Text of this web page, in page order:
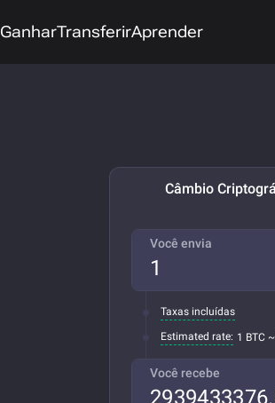
GanharTransferirAprender
Câmbio
Você envia
Taxas incluídas
Estimated rate: 1 BTC
Você recebe